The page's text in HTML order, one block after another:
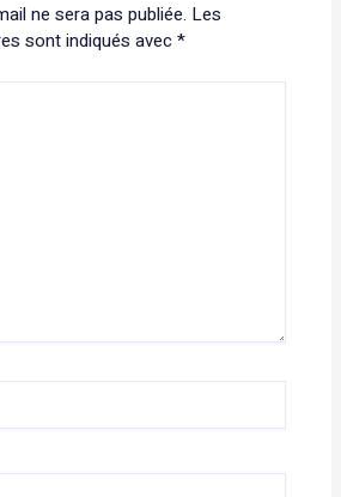
ne sera pas publiée. Les
sont indiqués avec*